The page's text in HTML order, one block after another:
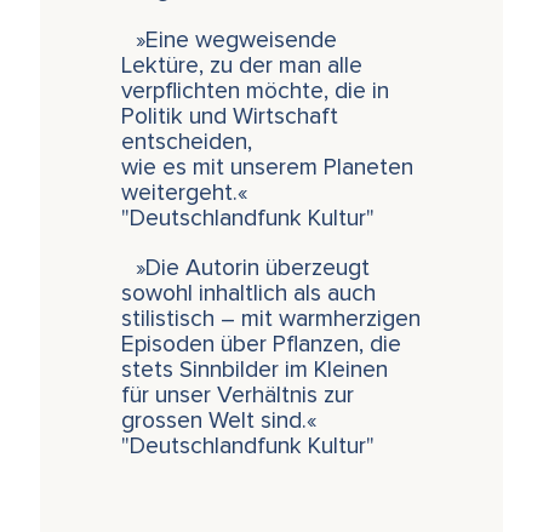
»Eine wegweisende
Lektüre, zu der man alle
verpflichten möchte, die in
Politik und Wirtschaft
entscheiden,
wie es mit unserem Planeten
weitergeht.«
"Deutschlandfunk Kultur"
»Die Autorin überzeugt
sowohl inhaltlich als auch
stilistisch – mit warmherzigen
Episoden über Pflanzen, die
stets Sinnbilder im Kleinen
für unser Verhältnis zur
grossen Welt sind.«
"Deutschlandfunk Kultur"